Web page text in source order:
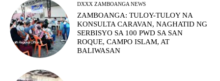
DXXX ZAMBOANGA NEWS
ZAMBOANGA: TULOY-TULOY NA
KONSULTA CARAVAN, NAGHATID NG
SERBISYO SA 100 PWD SA SAN
ROQUE, CAMPO ISLAM, AT
BALIWASAN